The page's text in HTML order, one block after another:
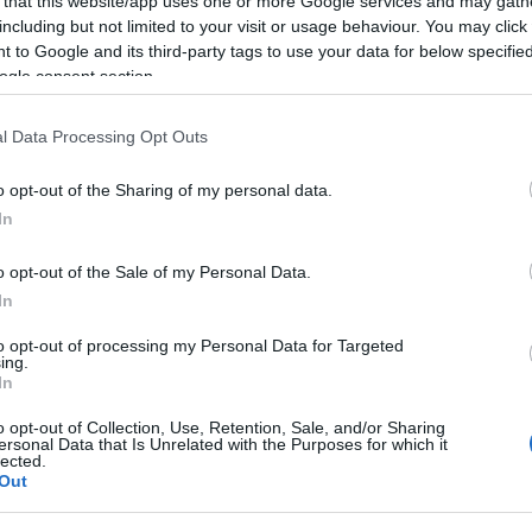
but not limited to your visit or usage behaviour. You may
to Google and its third-party tags to use your data for below
consent section.
Data Processing Opt Outs
opt-out of the Sharing of my personal data.
opt-out of the Sale of my Personal Data.
opt-out of processing my Personal Data for Targeted
opt-out of Collection, Use, Retention, Sale, and/or Sharing
Data that Is Unrelated with the Purposes for which it
az Amerika és Irán között kötendő,
hogy Izraelnek teljesenle kell állítaniaa
terrorszervezethez közel álló Al-Akhbar újság.
A jelentés szerint a megállapodás
az összes libanoni támadást, fel
részén elfoglalt területeket, és tartalmaz
hónapban, amikor úgy tűnt, hogy
számolt be, hogy az IDF arra az eshetőségre
a Hezbollah elleni háborúját.